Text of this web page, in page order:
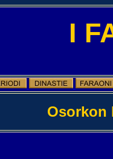
I
Osorkon